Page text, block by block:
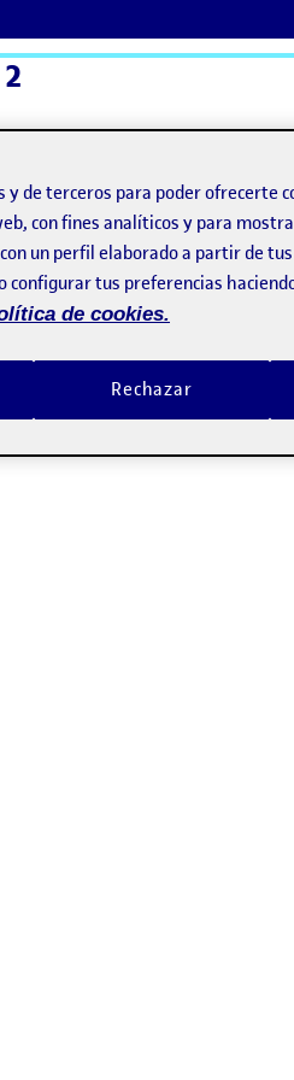
y de terceros para poder ofrecerte
con fines analíticos y para
un perfil elaborado a partir de
configurar tus preferencias
de cookies.
Rechazar